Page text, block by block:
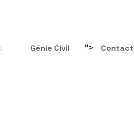
Génie Civil "> Contact